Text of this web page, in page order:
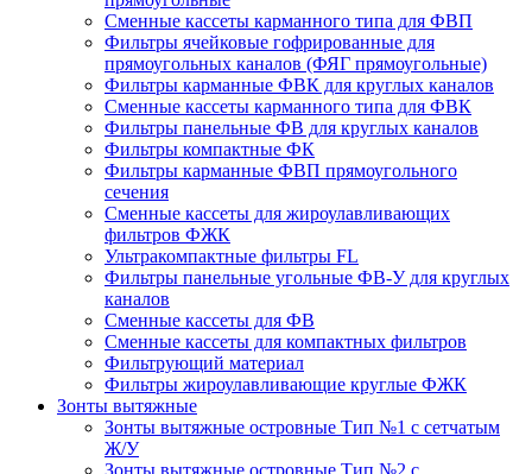
Сменные кассеты карманного типа для ФВП
Фильтры ячейковые гофрированные для
прямоугольных каналов (ФЯГ прямоугольные)
Фильтры карманные ФВК для круглых каналов
Сменные кассеты карманного типа для ФВК
Фильтры панельные ФВ для круглых каналов
Фильтры компактные ФК
Фильтры карманные ФВП прямоугольного
сечения
Сменные кассеты для жироулавливающих
фильтров ФЖК
Ультракомпактные фильтры FL
Фильтры панельные угольные ФВ-У для круглых
каналов
Сменные кассеты для ФВ
Сменные кассеты для компактных фильтров
Фильтрующий материал
Фильтры жироулавливающие круглые ФЖК
Зонты вытяжные
Зонты вытяжные островные Тип №1 с сетчатым
Ж/У
Зонты вытяжные островные Тип №2 с